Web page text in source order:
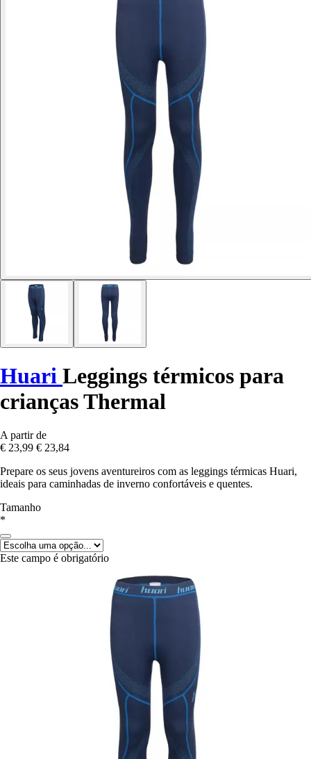
Huari Leggings térmicos para
crianças Thermal
A partir de
€ 23,99 € 23,84
Prepare os seus jovens aventureiros com as leggings térmicas Huari,
ideais para caminhadas de inverno confortáveis e quentes.
Tamanho
*
Este campo é obrigatório